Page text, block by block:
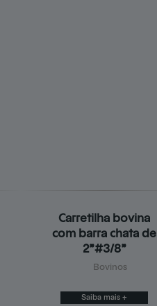
Carretilha bovina
com barra chata de
2”#3/8”
Bovinos
Saiba mais +